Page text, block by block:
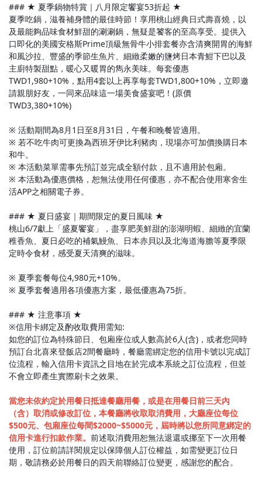
### ★ 夏季鍋物特賞｜八月限定饗宴53折起 ★
夏季吃鍋，滋養補身體的最佳時節！享用桃山經典日式壽喜燒，以
及最能夠品味食材鮮甜的涮涮鍋，無疑是饕客的至高享受。提供入
口即化的美國安格斯Prime頂級無骨牛小排套餐亦含清爽開胃的海鮮
和風沙拉、豐盛的季節生魚片、細緻柔嫩的鹽烤日本青魽下巴以及
主廚特製甜點，暖心又暖胃的雋永美味。每套優惠
TWD1,980+10%，點用4套以上再享每套TWD1,800+10%，立即邀
請親朋好友，一同來品味這一場美食盛宴吧！(原價
TWD3,380+10%)
※ 活動期間為8月1日至8月31日，午餐和晚餐皆適用。
※ 若不吃牛肉可更換為西班牙伊比利豬肉，現場亦可加價換購日本
和牛。
※ 本活動菜單需事先預訂並完成全額付款，且不適用於包廂。
※ 本活動為優惠價格，恕無法使用任何優惠，亦不配合使用寒舍生
活APP之相關電子券。
### ★ 夏日盛宴｜期間限定的夏日風味 ★
桃山6/7獻上「盛夏饗宴」，盡享肥美鮮甜的澎湖明蝦、細緻的宜蘭
稚香魚、夏日必吃的補氣鰻魚、日本赤貝以及北海道海膽等夏季限
定時令食材，感受夏天清爽的滋味。
※ 夏季套餐每位4,980元+10%。
※ 夏季套餐適用各項優惠方案，最低優惠為75折。
### ★ 注意事項 ★
※信用卡綁定及酌收取費用需知:
如您的訂位為特殊節日、包廂座位或人數高於6人(含)，或者您同時
預訂台北喜來登飯店2間餐廳時，餐廳需綁定您的信用卡號以完成訂
位流程，輸入信用卡資訊之目地在於完成本系統之訂位流程，但並
不會立即產生實際刷卡之效果。
當您未依約定於用餐日抵達餐廳用餐，或是在用餐日前三天內
（含）取消或修改訂位，本餐廳將收取取消費用，大廳座位每位
$500元、包廂座位每間$2000~$5000元，屆時將以您所同意綁定的
信用卡進行扣款作業。 前述取消費用恕無法退還或挪至下一次用餐
使用，訂位前請詳閱規定以保障個人訂位權益，如需變更訂位日
期，敬請務必於用餐日的四天前聯絡訂位變更，感謝您的配合。